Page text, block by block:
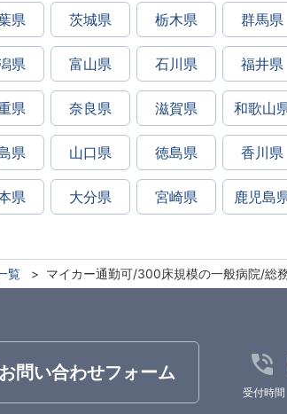
県 茨城県 栃木県 群馬県
県 富山県 石川県 福井県
県 奈良県 滋賀県 和歌山
県 山口県 徳島県 香川県
県 大分県 宮崎県 鹿児島
覧 マイカー通勤可/300床規模の一般病院/総
お問い合わせフォーム
受付時